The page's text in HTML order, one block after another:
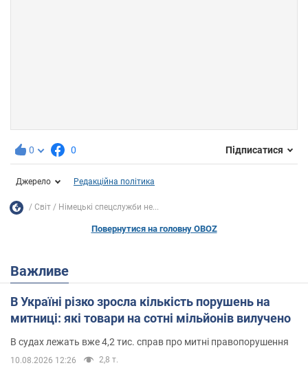
0 0 Підписатися
Джерело Редакційна політика
Світ Німецькі спецслужби не...
Повернутися на головну OBOZ
Важливе
В Україні різко зросла кількість порушень на
митниці: які товари на сотні мільйонів вилучено
В судах лежать вже 4,2 тис. справ про митні правопорушення
10.08.2026 12:26 2,8 т.